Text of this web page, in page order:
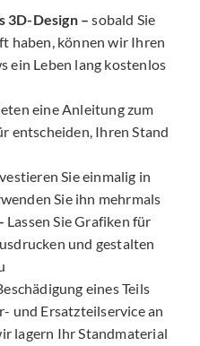
3D-Design – sobald Sie
haben, können wir Ihren
ein Leben lang kostenlos
eine Anleitung zum
entscheiden, Ihren Stand
Sie einmalig in
Sie ihn mehrmals
Lassen Sie Grafiken für
und gestalten
eines Teils
und Ersatzteilservice an
lagern Ihr Standmaterial